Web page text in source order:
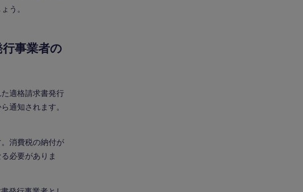
う。
事業者の
適格請求書発行
通知されます。
消費税の納付が
必要がありま